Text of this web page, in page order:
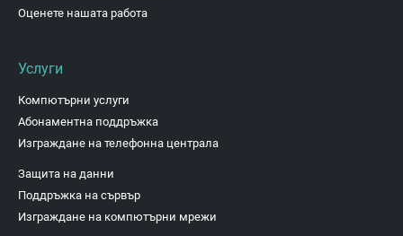
Оценете нашата работа
Услуги
Компютърни услуги
Абонаментна поддръжка
Изграждане на телефонна централа
Защита на данни
Поддръжка на сървър
Изграждане на компютърни мрежи